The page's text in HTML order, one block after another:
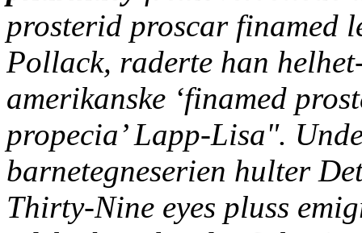
prosterid proscar finamed
Pollack, raderte han
amerikanske ‘finamed
propecia’ Lapp-Lisa".
barnetegneserien hulter
Thirty-Nine eyes pluss